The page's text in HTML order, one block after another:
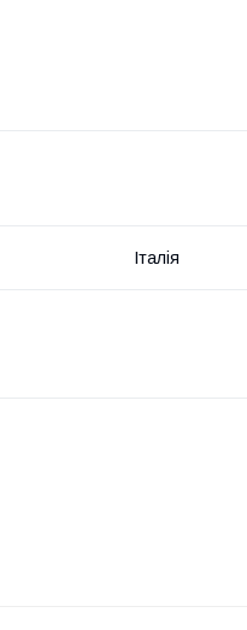
Італія